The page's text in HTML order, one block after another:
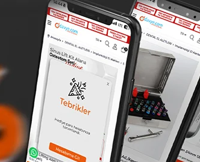
Kazıyıcı/Oyucu
Ücretsiz
Kargo